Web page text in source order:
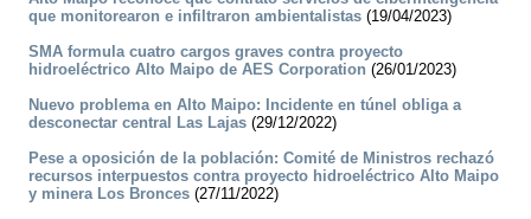
que monitorearon e infiltraron ambientalistas (19/04/2023)
SMA formula cuatro cargos graves contra proyecto
hidroeléctrico Alto Maipo de AES Corporation (26/01/2023)
Nuevo problema en Alto Maipo: Incidente en túnel obliga a
desconectar central Las Lajas (29/12/2022)
Pese a oposición de la población: Comité de Ministros rechazó
recursos interpuestos contra proyecto hidroeléctrico Alto Maipo
y minera Los Bronces (27/11/2022)